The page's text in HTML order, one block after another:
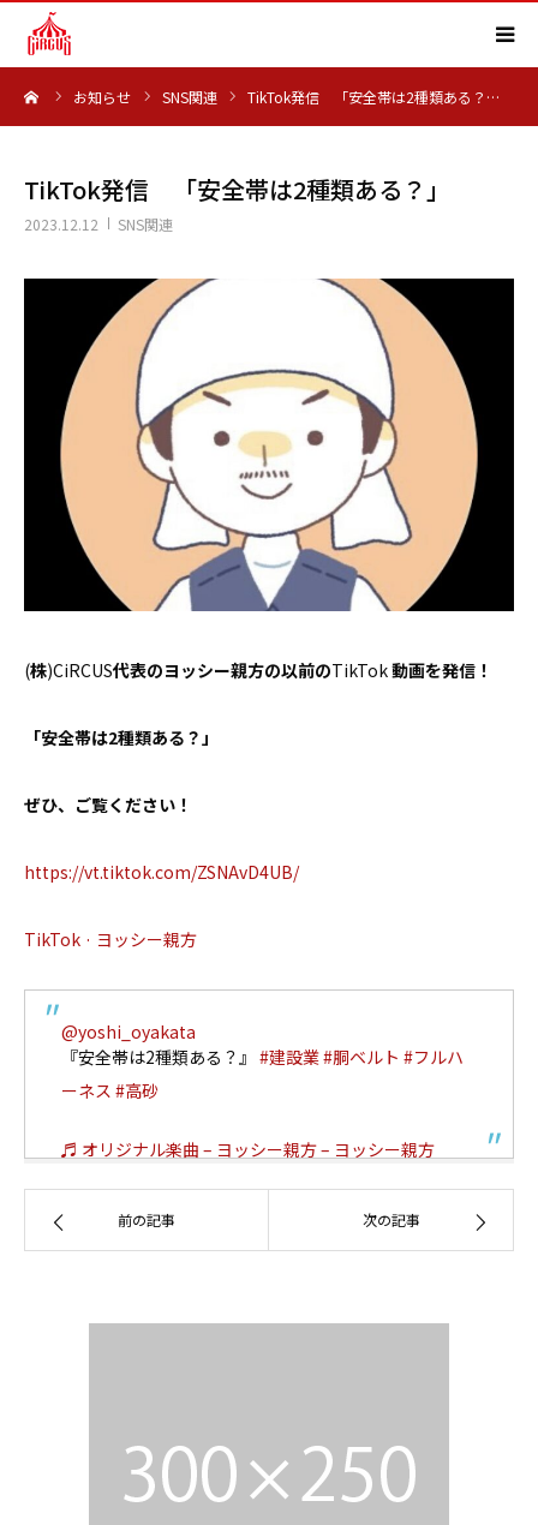
お知らせ SNS関連 TikTok発信 「安全帯は2種類ある？…
TikTok発信 「安全帯は2種類ある？」
2023.12.12 SNS関連
(株)CiRCUS代表のヨッシー親方の以前のTikTok動画を発信！
「安全帯は2種類ある？」
ぜひ、ご覧ください！
https://vt.tiktok.com/ZSNAvD4UB/
TikTok · ヨッシー親方
@yoshi_oyakata
『安全帯は2種類ある？』 #建設業#胴ベルト #フルハ
ーネス #高砂
♬ オリジナル楽曲 – ヨッシー親方 – ヨッシー親方
前の記事 次の記事
HOME
実績紹介
会社概要
求人情報
よくある質問
お問い合わせ